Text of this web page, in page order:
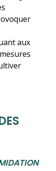
aux